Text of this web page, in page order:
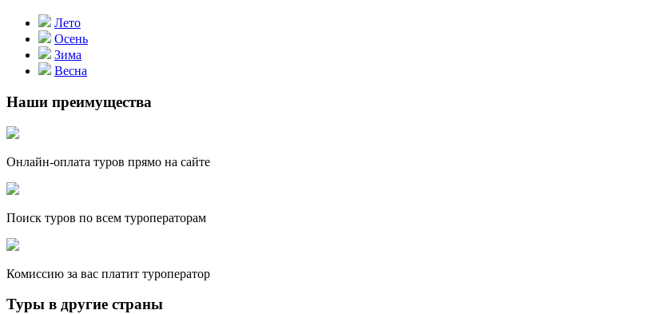
Лето
Осень
Зима
Весна
Наши преимущества
Онлайн-оплата туров прямо на сайте
Поиск туров по всем туроператорам
Комиссию за вас платит туроператор
Туры в другие страны